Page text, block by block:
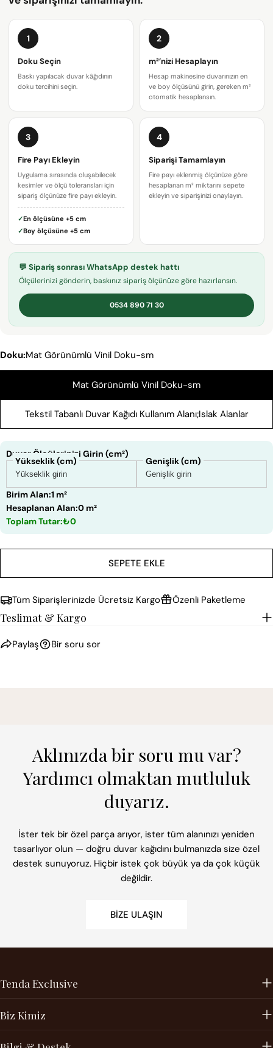
1
Doku Seçin
Baskı yapılacak duvar kâğıdının
doku tercihini seçin.
2
m²’nizi Hesaplayın
Hesap makinesine duvarınızın en
ve boy ölçüsünü girin, gereken m²
otomatik hesaplansın.
3
Fire Payı Ekleyin
Uygulama sırasında oluşabilecek
kesimler ve ölçü toleransları için
sipariş ölçünüze fire payı ekleyin.
✓En ölçüsüne +5 cm
✓Boy ölçüsüne +5 cm
4
Siparişi Tamamlayın
Fire payı eklenmiş ölçünüze göre
hesaplanan m² miktarını sepete
ekleyin ve siparişinizi onaylayın.
💬 Sipariş sonrası WhatsApp destek hattı
Ölçülerinizi gönderin, baskınız sipariş ölçünüze göre hazırlansın.
0534 890 71 30
Doku:Mat Görünümlü Vinil Doku-sm
Mat Görünümlü Vinil Doku-sm
Tekstil Tabanlı Duvar Kağıdı Kullanım Alanı;Islak Alanlar
Duvar Ölçülerinizi Girin (cm²)
Yükseklik (cm) Genişlik (cm)
Birim Alan:1 m²
Hesaplanan Alan:0 m²
Toplam Tutar:₺0
SEPETE EKLE
Tüm Siparişlerinizde Ücretsiz Kargo Özenli Paketleme
Teslimat & Kargo
Paylaş
Bu ürünü paylaş
PaylaşpaylaşPin
Bir soru sor
Bir soru sor
posta
adresiniz
Telefonunuz
* işaretli alanların doldurulması zorunludur.
Aklınızda bir soru mu var?
Yardımcı olmaktan mutluluk
duyarız.
İster tek bir özel parça arıyor, ister tüm alanınızı yeniden
tasarlıyor olun — doğru duvar kağıdını bulmanızda size özel
destek sunuyoruz. Hiçbir istek çok büyük ya da çok küçük
değildir.
BIZE ULAŞIN
Tenda Exclusive
Biz Kimiz